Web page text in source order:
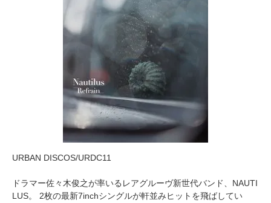
URBAN DISCOS/URDC11
ドラマー佐々木俊之が率いるレアグルーヴ新世代バンド、NAUTI
LUS。 2枚の最新7inchシングルが軒並みヒットを飛ばしてい